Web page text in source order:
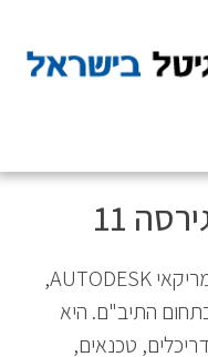
תוכנת AutoCAD מבית התוכנה האמריקאי AUTODESK,
התיב"ם. היא
טכנאים,